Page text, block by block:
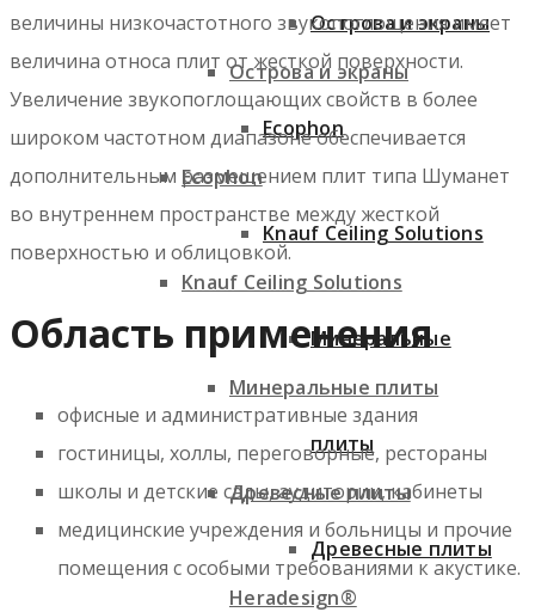
Острова и экраны
Ecophon
Knauf Ceiling Solutions
Минеральные плиты
Древесные плиты
Heradesign®
Острова и экраны
Ecophon
Knauf Ceiling Solutions
Минеральные
плиты
Древесные плиты
величины низкочастотного звукопоглощения имеет
величина относа плит от жесткой поверхности.
Увеличение звукопоглощающих свойств в более
широком частотном диапазоне обеспечивается
дополнительным размещением плит типа Шуманет
во внутреннем пространстве между жесткой
поверхностью и облицовкой.
Область применения
офисные и административные здания
гостиницы, холлы, переговорные, рестораны
школы и детские сады, аудитории, кабинеты
медицинские учреждения и больницы и прочие
помещения с особыми требованиями к акустике.